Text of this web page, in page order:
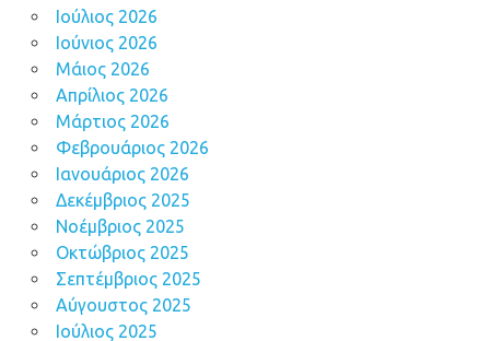
Ιούλιος 2026
Ιούνιος 2026
Μάιος 2026
Απρίλιος 2026
Μάρτιος 2026
Φεβρουάριος 2026
Ιανουάριος 2026
Δεκέμβριος 2025
Νοέμβριος 2025
Οκτώβριος 2025
Σεπτέμβριος 2025
Αύγουστος 2025
Ιούλιος 2025